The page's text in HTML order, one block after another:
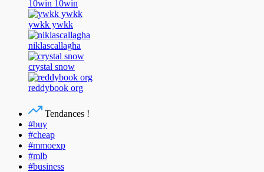
10win 10win
ywkk ywkk
niklascallagha
crystal snow
reddybook org
Tendances !
#buy
#cheap
#mmoexp
#mlb
#business